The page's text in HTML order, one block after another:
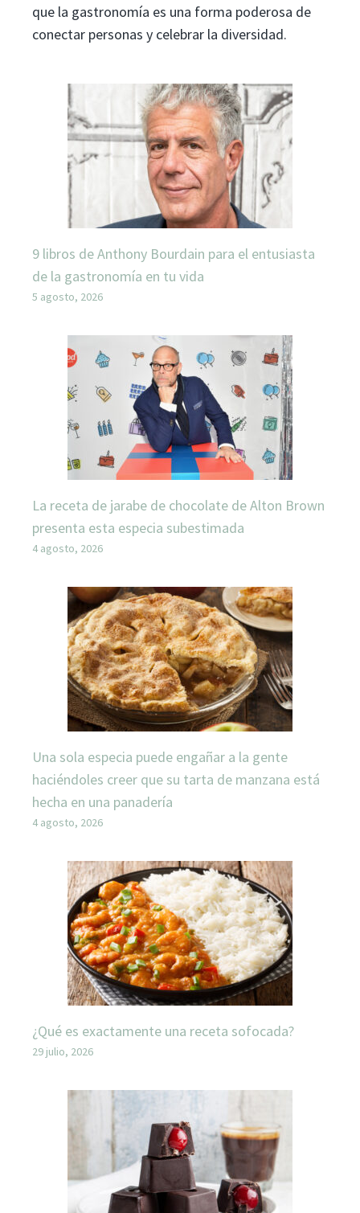
que la gastronomía es una forma poderosa de
conectar personas y celebrar la diversidad.
9 libros de Anthony Bourdain para el entusiasta
de la gastronomía en tu vida
5 agosto, 2026
La receta de jarabe de chocolate de Alton Brown
presenta esta especia subestimada
4 agosto, 2026
Una sola especia puede engañar a la gente
haciéndoles creer que su tarta de manzana está
hecha en una panadería
4 agosto, 2026
¿Qué es exactamente una receta sofocada?
29 julio, 2026